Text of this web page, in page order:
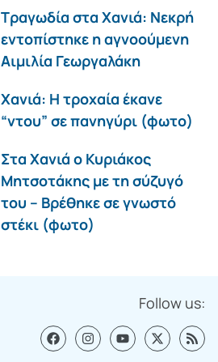
Τραγωδία στα Χανιά: Νεκρή
εντοπίστηκε η αγνοούμενη
Αιμιλία Γεωργαλάκη
Χανιά: Η τροχαία έκανε
“ντου” σε πανηγύρι (φωτο)
Στα Χανιά ο Κυριάκος
Μητσοτάκης με τη σύζυγό
του – Βρέθηκε σε γνωστό
στέκι (φωτο)
Follow us: